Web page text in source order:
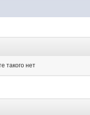
такого нет